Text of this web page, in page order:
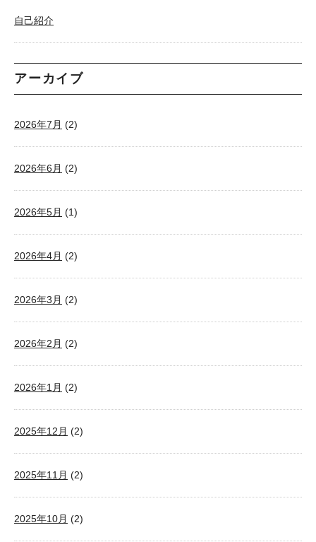
自己紹介
アーカイブ
2026年7月 (2)
2026年6月 (2)
2026年5月 (1)
2026年4月 (2)
2026年3月 (2)
2026年2月 (2)
2026年1月 (2)
2025年12月 (2)
2025年11月 (2)
2025年10月 (2)